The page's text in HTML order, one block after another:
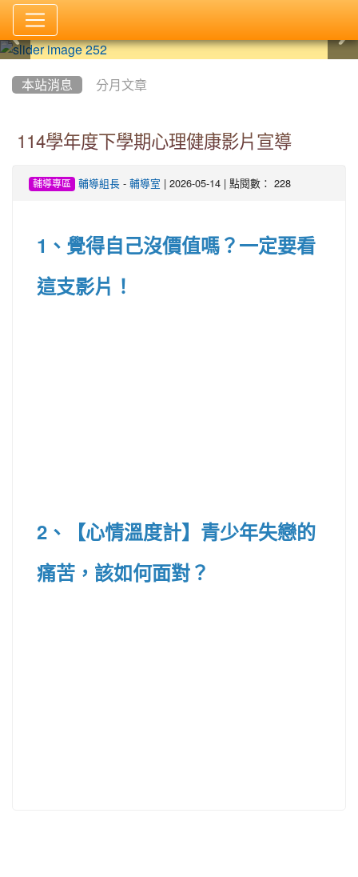
本站消息 分月文章
114學年度下學期心理健康影片宣導
輔導專區 輔導組長- 輔導室 | 2026-05-14 | 點閱數： 228
1、 覺得自己沒價值嗎？一定要看
這支影片！
2、 【心情溫度計】青少年失戀的
痛苦，該如何面對？